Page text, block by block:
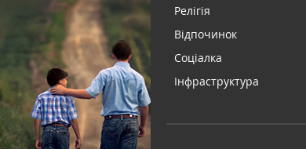
Релігія
Відпочинок
Соціалка
Інфраструктура